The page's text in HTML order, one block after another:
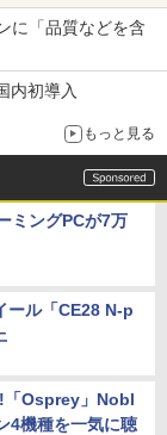
に「品質などを含
内初導入
もっと見る
ミングPCが7万
ール「CE28 N-p
「Osprey」Nobl
4機種を一気に聴